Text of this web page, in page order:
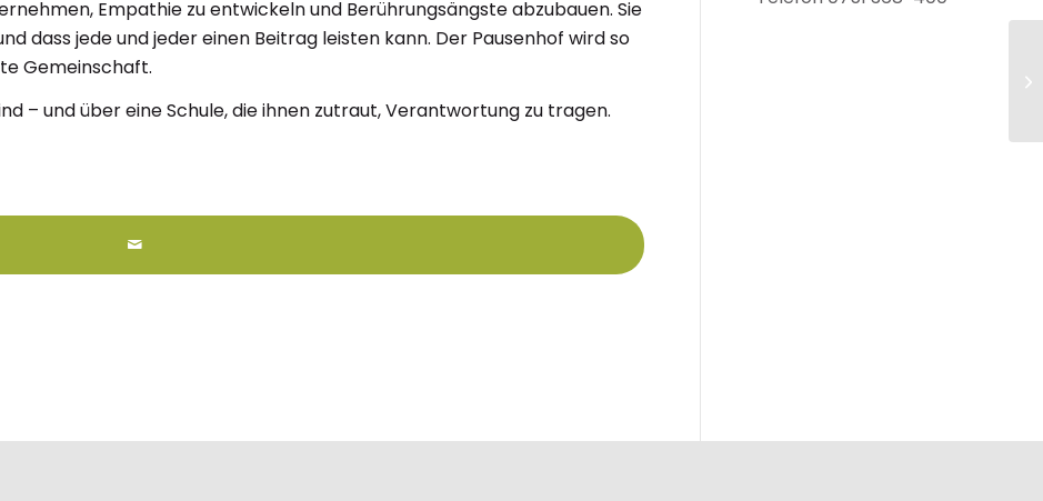
Empathie zu entwickeln und Berührungsängste abzubauen. Sie
dass jede und jeder einen Beitrag leisten kann. Der Pausenhof wird so
Gemeinschaft.
– und über eine Schule, die ihnen zutraut, Verantwortung zu tragen.